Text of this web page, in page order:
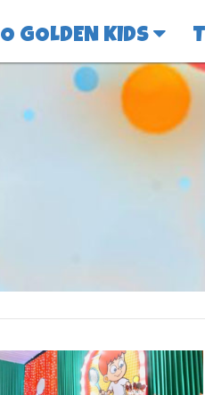
O GOLDEN KIDS